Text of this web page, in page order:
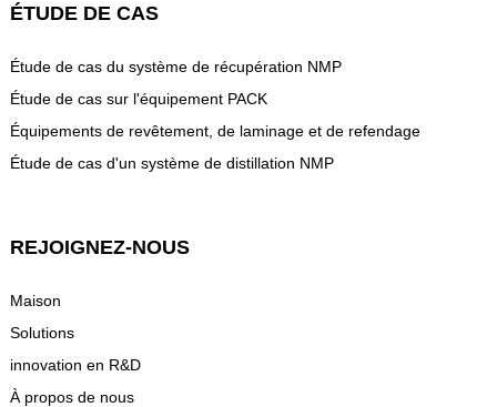
ÉTUDE DE CAS
Étude de cas du système de récupération NMP
Étude de cas sur l'équipement PACK
Équipements de revêtement, de laminage et de refendage
Étude de cas d'un système de distillation NMP
REJOIGNEZ-NOUS
Maison
Solutions
innovation en R&D
À propos de nous